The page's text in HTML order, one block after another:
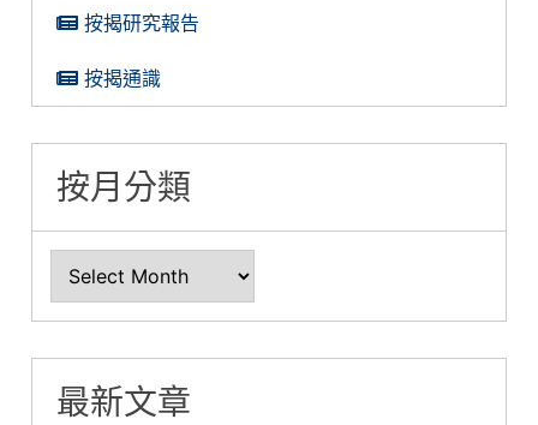
按揭研究報告
按揭通識
按月分類
最新文章